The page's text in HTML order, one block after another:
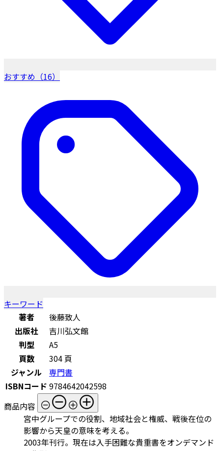
おすすめ（16）
キーワード
著者
後藤致人
出版社
吉川弘文館
判型
A5
頁数
304 頁
ジャンル
専門書
ISBNコード 9784642042598
商品内容
宮中グループでの役割、地域社会と権威、戦後在位の
影響から天皇の意味を考える。
2003年刊行。現在は入手困難な貴重書をオンデマンド